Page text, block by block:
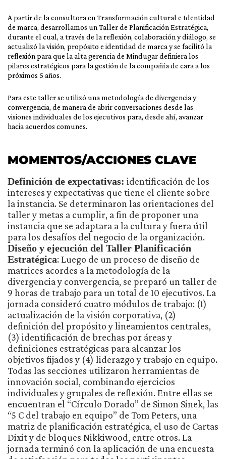
A partir de la consultora en Transformación cultural e Identidad
de marca, desarrollamos un Taller de Planificación Estratégica,
durante el cual, a través de la reflexión, colaboración y diálogo, se
actualizó la visión, propósito e identidad de marca y se facilitó la
reflexión para que la alta gerencia de Mindugar definiera los
pilares estratégicos para la gestión de la compañía de cara a los
próximos 5 años.
Para este taller se utilizó una metodología de divergencia y
convergencia, de manera de abrir conversaciones desde las
visiones individuales de los ejecutivos para, desde ahí, avanzar
hacia acuerdos comunes.
MOMENTOS/ACCIONES CLAVE
Definición de expectativas: identificación de los
intereses y expectativas que tiene el cliente sobre
la instancia. Se determinaron las orientaciones del
taller y metas a cumplir, a fin de proponer una
instancia que se adaptara a la cultura y fuera útil
para los desafíos del negocio de la organización.
Diseño y ejecución del Taller Planificación
Estratégica: Luego de un proceso de diseño de
matrices acordes a la metodología de la
divergencia y convergencia, se preparó un taller de
9 horas de trabajo para un total de 10 ejecutivos. La
jornada consideró cuatro módulos de trabajo: (1)
actualización de la visión corporativa, (2)
definición del propósito y lineamientos centrales,
(3) identificación de brechas por áreas y
definiciones estratégicas para alcanzar los
objetivos fijados y (4) liderazgo y trabajo en equipo.
Todas las secciones utilizaron herramientas de
innovación social, combinando ejercicios
individuales y grupales de reflexión. Entre ellas se
encuentran el “Círculo Dorado” de Simon Sinek, las
“5 C del trabajo en equipo” de Tom Peters, una
matriz de planificación estratégica, el uso de Cartas
Dixit y de bloques Nikkiwood, entre otros. La
jornada terminó con la aplicación de una encuesta